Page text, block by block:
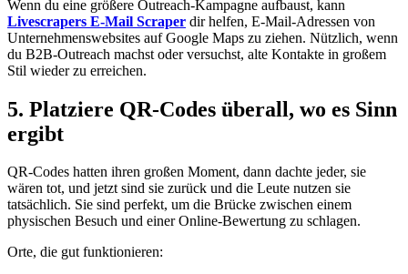
Wenn du eine größere Outreach-Kampagne aufbaust, kann
Livescrapers E-Mail Scraper dir helfen, E-Mail-Adressen von
Unternehmenswebsites auf Google Maps zu ziehen. Nützlich, wenn
du B2B-Outreach machst oder versuchst, alte Kontakte in großem
Stil wieder zu erreichen.
5. Platziere QR-Codes überall, wo es Sinn
ergibt
QR-Codes hatten ihren großen Moment, dann dachte jeder, sie
wären tot, und jetzt sind sie zurück und die Leute nutzen sie
tatsächlich. Sie sind perfekt, um die Brücke zwischen einem
physischen Besuch und einer Online-Bewertung zu schlagen.
Orte, die gut funktionieren: